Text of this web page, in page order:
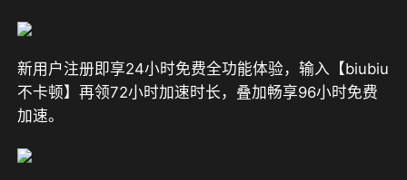
新用户注册即享24小时免费全功能体验，输入【biubiu
不卡顿】再领72小时加速时长 ，叠加畅享96小时免费
加速。